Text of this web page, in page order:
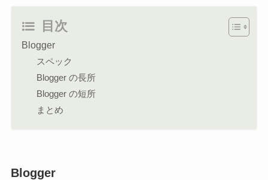
目次
Blogger
スペック
Blogger の長所
Blogger の短所
まとめ
Blogger